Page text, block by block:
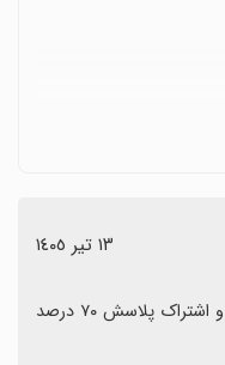
ناراضی‌اند.
١٣ تیر ١٤٠٥